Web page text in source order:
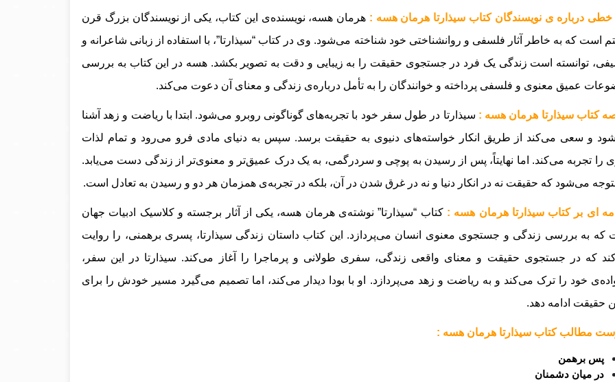
خطی درباره ی نویسندگان کتاب سیذارتا هرمان هسه : هرمان هسه، نویسنده‌ی این کتاب، یکی از نویسندگان بزرگ قرن
است که به خاطر آثار فلسفی و روانشناختی خود شناخته می‌شود. وی در کتاب “سیذارتا”، با استفاده از زبانی شاعرانه و
توانسته است زندگی یک فرد در جستجوی حقیقت را به زیبایی و دقت به تصویر بکشد. هسه در این کتاب به بررسی
عمیق معنوی و فلسفی پرداخته و خوانندگان را به تأمل درباره‌ی زندگی و معنای آن دعوت می‌کند.
کتاب سیذارتا هرمان هسه : سیذارتا در طول سفر خود با تجربه‌های گوناگونی روبرو می‌شود. ابتدا با ریاضت و زهد آشنا
و سعی می‌کند از طریق انکار خواسته‌های دنیوی به حقیقت برسد. سپس به دنیای مادی فرو می‌رود و تمام لذات
را تجربه می‌کند. اما نهایتاً، پس از رسیدن به پوچی و سردرگمی، به یک درک عمیق‌تر و معنوی‌تر از زندگی دست می‌یابد.
می‌شود که حقیقت نه در انکار دنیا و نه در غرق شدن در آن، بلکه در تجربه‌ی همزمان هر دو و رسیدن به تعادل است.
ای بر کتاب سیذارتا هرمان هسه : کتاب “سیذارتا” نوشته‌ی هرمان هسه، یکی از آثار برجسته و کلاسیک ادبیات جهان
که به بررسی زندگی و جستجوی معنوی انسان می‌پردازد. این کتاب داستان زندگی سیذارتا، پسری برهمنی، را روایت
که در جستجوی حقیقت و معنای واقعی زندگی، سفری طولانی و پرماجرا را آغاز می‌کند. سیذارتا در این سفر،
خود را ترک می‌کند و به ریاضت و زهد می‌پردازد. او با بودا دیدار می‌کند، اما تصمیم می‌گیرد مسیر خودش را برای
حقیقت ادامه دهد.
مطالب کتاب سیذارتا هرمان هسه :
پس برهمن
در میان دشمنان